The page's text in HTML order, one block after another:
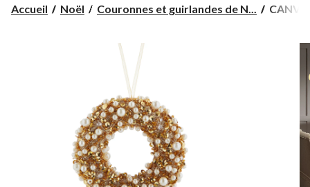
Accueil Noël Couronnes et guirlandes de N...